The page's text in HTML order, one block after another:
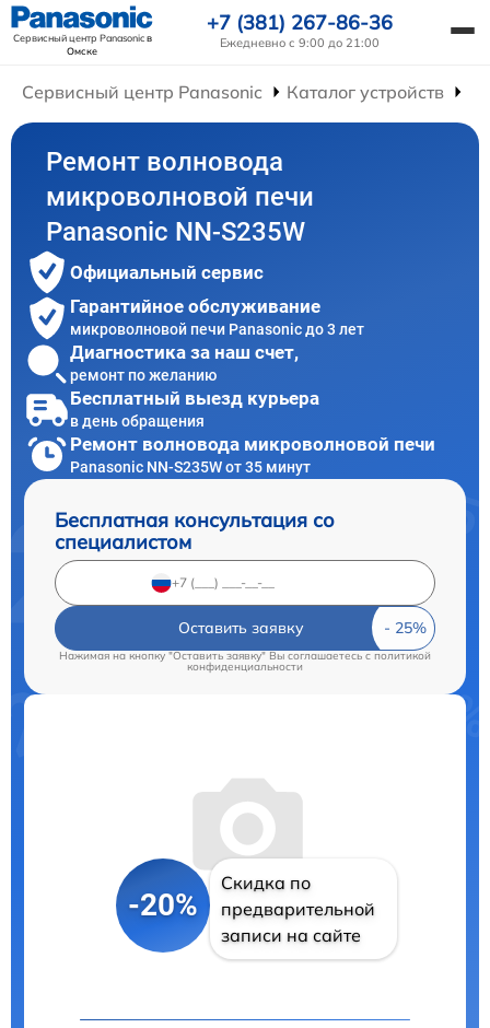
Сервисный центр Panasonicв
Омске
+7 (381) 267-86-36
Ежедневно с 9:00 до 21:00
Сервисный центр Panasonic Каталог устройств
Ремонт волновода
микроволновой печи
Panasonic NN-S235W
Официальный сервис
Гарантийное обслуживание
микроволновой печи Panasonic до 3 лет
Диагностика за наш счет,
ремонт по желанию
Бесплатный выезд курьера
в день обращения
Ремонт волновода микроволновой печи
Panasonic NN-S235W от 35 минут
Бесплатная консультация со
специалистом
Оставить заявку
Нажимая на кнопку "Оставить заявку" Вы соглашаетесь cполитикой
конфиденциальности
-20%
Скидка по
предварительной
записи на сайте